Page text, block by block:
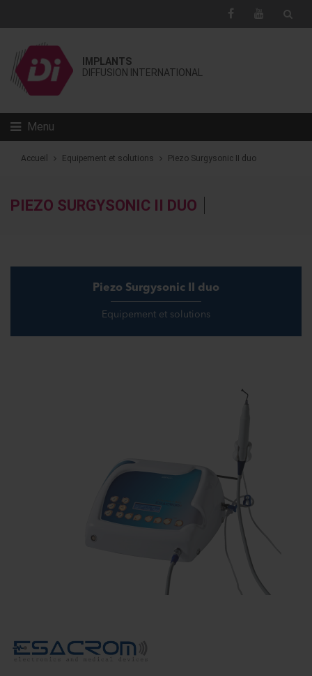
IMPLANTS
DIFFUSION INTERNATIONAL
Menu
Accueil Equipement et solutions Piezo Surgysonic II duo
PIEZO SURGYSONIC II DUO
Piezo Surgysonic II duo
Equipement et solutions